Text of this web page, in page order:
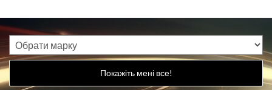
Покажіть мені все!